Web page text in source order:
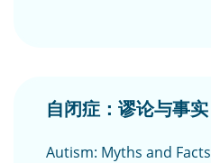
自闭症：谬论与事实
Autism: Myths and Facts